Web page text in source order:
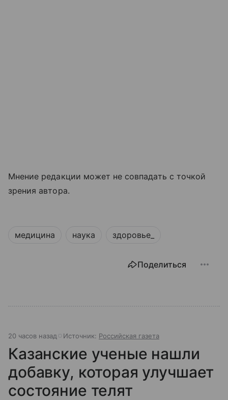
Мнение редакции может не совпадать с точкой
зрения автора.
медицина наука здоровье_
Поделиться
20 часов назад Источник: Российская газета
Казанские ученые нашли
добавку, которая улучшает
состояние телят